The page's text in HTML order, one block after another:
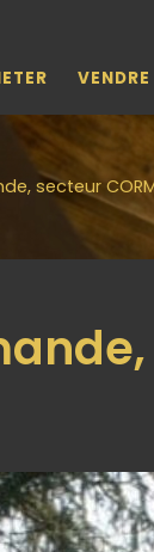
VENDRE
secteur